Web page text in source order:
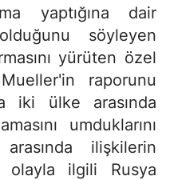
yaptığına dair
söyleyen
yürüten özel
raporunu
iki ülke arasında
umduklarını
ilişkilerin
olayla ilgili Rusya